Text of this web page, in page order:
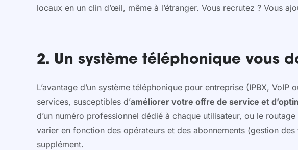
locaux en un clin d’œil, même à l’étranger. Vous recrutez ? Vous
2. Un système téléphonique vous
L’avantage d’un système téléphonique pour entreprise (IPBX,
services, susceptibles d’améliorer votre offre de service et
d’un numéro professionnel dédié à chaque utilisateur, ou le
varier en fonction des opérateurs et des abonnements (gestion
supplément.